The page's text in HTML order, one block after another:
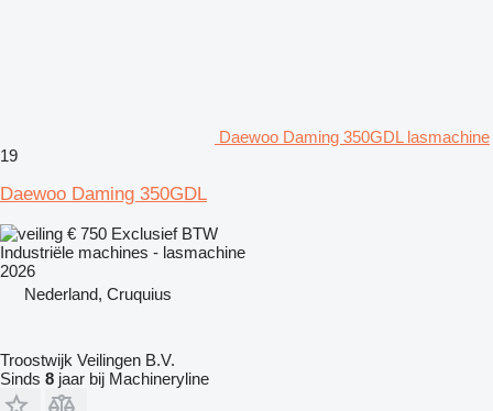
Daewoo Daming 350GDL lasmachine
19
Daewoo Daming 350GDL
€ 750 Exclusief BTW
Industriële machines - lasmachine
2026
Nederland, Cruquius
Troostwijk Veilingen B.V.
Sinds 8 jaar bij Machineryline